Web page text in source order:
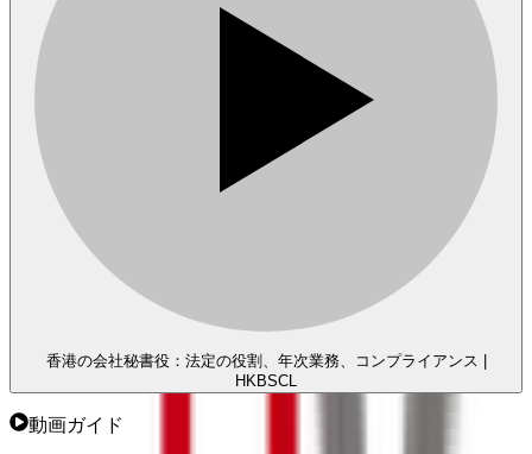
香港の会社秘書役：法定の役割、年次業務、コンプライアンス |
HKBSCL
動画ガイド